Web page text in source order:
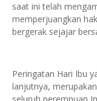
saat ini telah
memperjuangkan
bergerak sejajar
Peringatan Hari Ibu
lanjutnya,